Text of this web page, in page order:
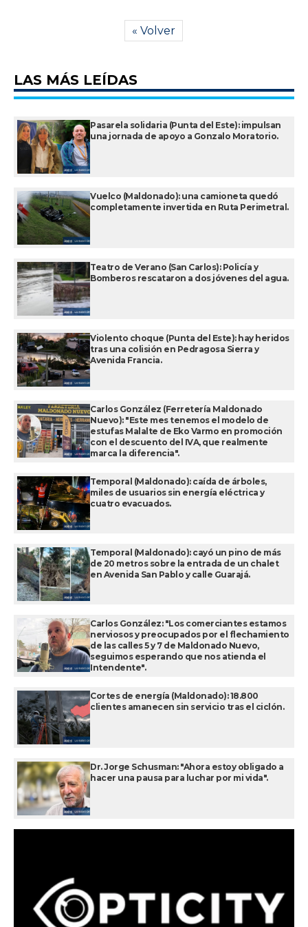
« Volver
LAS MÁS LEÍDAS
Pasarela solidaria (Punta del Este): impulsan
una jornada de apoyo a Gonzalo Moratorio.
Vuelco (Maldonado): una camioneta quedó
completamente invertida en Ruta Perimetral.
Teatro de Verano (San Carlos): Policía y
Bomberos rescataron a dos jóvenes del agua.
Violento choque (Punta del Este): hay heridos
tras una colisión en Pedragosa Sierra y
Avenida Francia.
Carlos González (Ferretería Maldonado
Nuevo): "Este mes tenemos el modelo de
estufas Malalte de Eko Varmo en promoción
con el descuento del IVA, que realmente
marca la diferencia".
Temporal (Maldonado): caída de árboles,
miles de usuarios sin energía eléctrica y
cuatro evacuados.
Temporal (Maldonado): cayó un pino de más
de 20 metros sobre la entrada de un chalet
en Avenida San Pablo y calle Guarajá.
Carlos González: "Los comerciantes estamos
nerviosos y preocupados por el flechamiento
de las calles 5 y 7 de Maldonado Nuevo,
seguimos esperando que nos atienda el
Intendente".
Cortes de energía (Maldonado): 18.800
clientes amanecen sin servicio tras el ciclón.
Dr. Jorge Schusman: "Ahora estoy obligado a
hacer una pausa para luchar por mi vida".